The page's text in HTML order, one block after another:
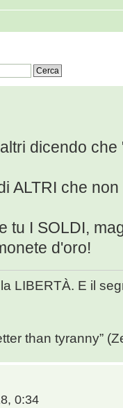
dicendo
ALTRI che
tu I SOLDI,
d'oro!
LIBERTÀ. E il
than tyranny”
0:34